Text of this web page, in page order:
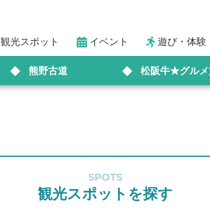
観光スポット イベント 遊び・体験
熊野古道 松阪牛★グルメ
SPOTS
観光スポットを探す